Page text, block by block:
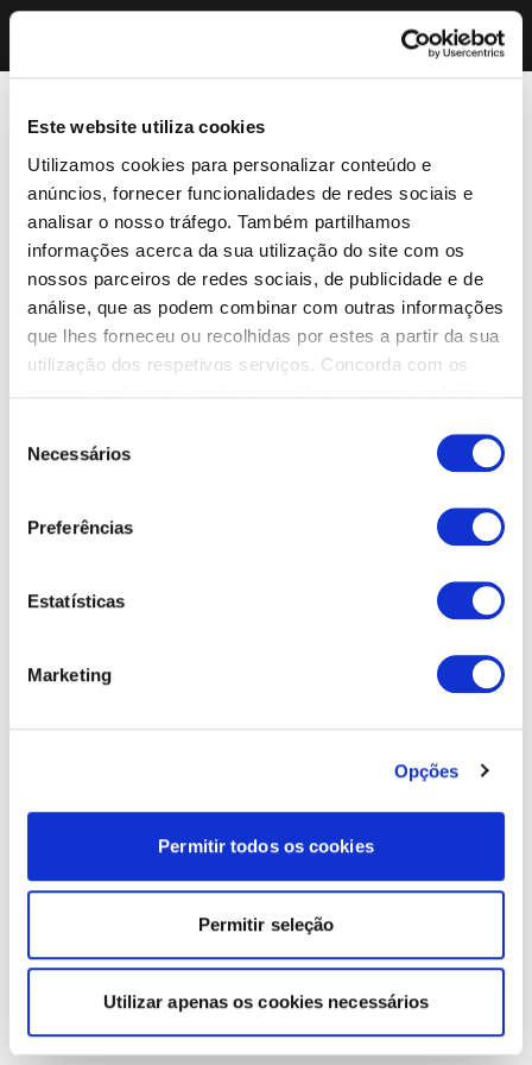
Este website utiliza cookies
Utilizamos cookies para personalizar conteúdo e
anúncios, fornecer funcionalidades de redes sociais e
analisar o nosso tráfego. Também partilhamos
informações acerca da sua utilização do site com os
nossos parceiros de redes sociais, de publicidade e de
análise, que as podem combinar com outras informações
que lhes forneceu ou recolhidas por estes a partir da sua
utilização dos respetivos serviços. Concorda com os
Necessários
Preferências
Estatísticas
Marketing
Opções
Permitir todos os cookies
Permitir seleção
Utilizar apenas os cookies necessários